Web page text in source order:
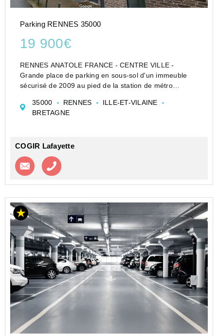
Parking RENNES 35000
19 900€
RENNES ANATOLE FRANCE - CENTRE VILLE -
Grande place de parking en sous-sol d'un immeuble
sécurisé de 2009 au pied de la station de métro
RENNES. Accès Bip électronique, peu de charges
annuelles, libre ...
35000 RENNES
ILLE-ET-VILAINE
BRETAGNE
COGIR Lafayette
Contacter l'agence